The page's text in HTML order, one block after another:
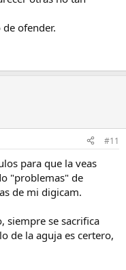
ofender.
#11
para que la veas
"problemas" de
de mi digicam.
siempre se sacrifica
de la aguja es certero,